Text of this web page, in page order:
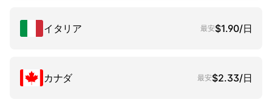
イタリア 最安$1.90/日
カナダ 最安$2.33/日